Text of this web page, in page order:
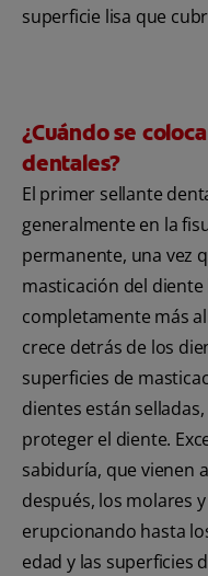
superficie lisa que
¿Cuándo se
dentales?
El primer sellante
generalmente en la
permanente, una vez
masticación del
completamente más
crece detrás de los
superficies de
dientes están
proteger el diente.
sabiduría, que vienen
después, los molares
erupcionando hasta
edad y las superficies